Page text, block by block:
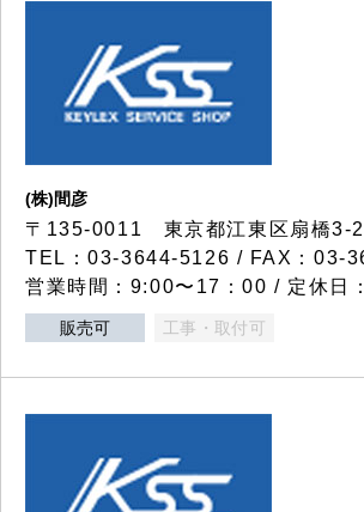
(株)間彦
〒135-0011 東京都江東区扇橋3-
TEL：03-3644-5126 / FAX：03-
営業時間：9:00〜17：00 / 定休日
販売可 工事・取付可